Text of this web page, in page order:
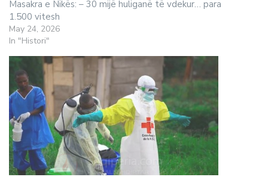
Masakra e Nikës: – 30 mijë huliganë të vdekur… para
1.500 vitesh
May 24, 2026
In "Histori"